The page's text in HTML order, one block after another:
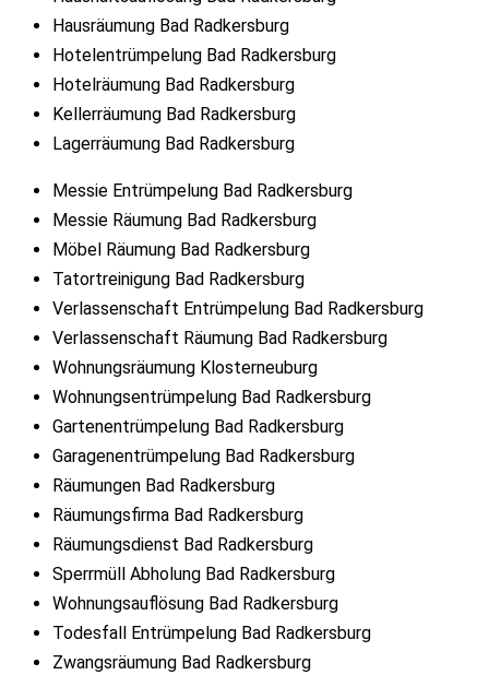
Hausräumung Bad Radkersburg
Hotelentrümpelung Bad Radkersburg
Hotelräumung Bad Radkersburg
Kellerräumung Bad Radkersburg
Lagerräumung Bad Radkersburg
Messie Entrümpelung Bad Radkersburg
Messie Räumung Bad Radkersburg
Möbel Räumung Bad Radkersburg
Tatortreinigung Bad Radkersburg
Verlassenschaft Entrümpelung Bad Radkersburg
Verlassenschaft Räumung Bad Radkersburg
Wohnungsräumung Klosterneuburg
Wohnungsentrümpelung Bad Radkersburg
Gartenentrümpelung Bad Radkersburg
Garagenentrümpelung Bad Radkersburg
Räumungen Bad Radkersburg
Räumungsfirma Bad Radkersburg
Räumungsdienst Bad Radkersburg
Sperrmüll Abholung Bad Radkersburg
Wohnungsauflösung Bad Radkersburg
Todesfall Entrümpelung Bad Radkersburg
Zwangsräumung Bad Radkersburg